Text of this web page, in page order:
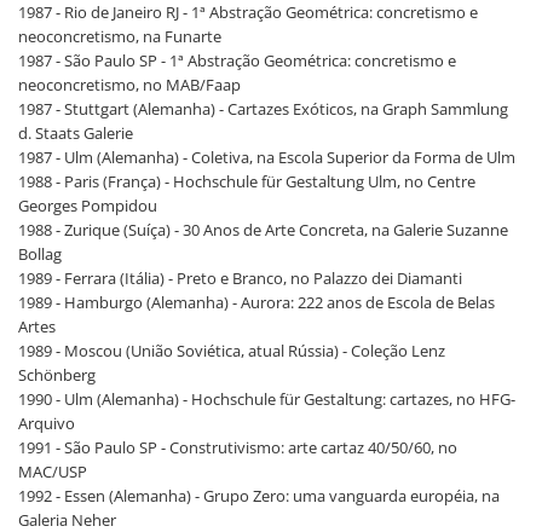
1987 - Rio de Janeiro RJ - 1ª Abstração Geométrica: concretismo e
neoconcretismo, na Funarte
1987 - São Paulo SP - 1ª Abstração Geométrica: concretismo e
neoconcretismo, no MAB/Faap
1987 - Stuttgart (Alemanha) - Cartazes Exóticos, na Graph Sammlung
d. Staats Galerie
1987 - Ulm (Alemanha) - Coletiva, na Escola Superior da Forma de Ulm
1988 - Paris (França) - Hochschule für Gestaltung Ulm, no Centre
Georges Pompidou
1988 - Zurique (Suíça) - 30 Anos de Arte Concreta, na Galerie Suzanne
Bollag
1989 - Ferrara (Itália) - Preto e Branco, no Palazzo dei Diamanti
1989 - Hamburgo (Alemanha) - Aurora: 222 anos de Escola de Belas
Artes
1989 - Moscou (União Soviética, atual Rússia) - Coleção Lenz
Schönberg
1990 - Ulm (Alemanha) - Hochschule für Gestaltung: cartazes, no HFG-
Arquivo
1991 - São Paulo SP - Construtivismo: arte cartaz 40/50/60, no
MAC/USP
1992 - Essen (Alemanha) - Grupo Zero: uma vanguarda européia, na
Galeria Neher